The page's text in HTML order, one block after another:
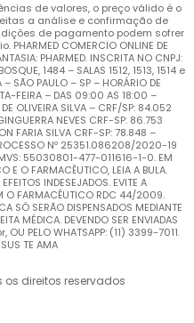
de valores, o preço válido é o
a análise e confirmação de
de pagamento podem sofrer
COMERCIO ONLINE DE
PHARMED. INSCRITA NO CNPJ:
1484 – SALAS 1512, 1513, 1514 e
SÃO PAULO – SP – HORÁRIO DE
FEIRA – DAS 09:00 AS 18:00 –
OLIVEIRA SILVA – CRF/SP: 84.052
NEVES CRF-SP: 86.753
FARIA SILVA CRF-SP: 78.848 –
Nº 25351.086208/2020-19
55030801-477-011616-1-0. EM
E O FARMACÊUTICO, LEIA A BULA.
INDESEJADOS. EVITE A
O FARMACÊUTICO RDC 44/2009.
SÓ SERÃO DISPENSADOS MEDIANTE
MÉDICA. DEVENDO SER ENVIADAS
PELO WHATSAPP: (11) 3399-7011.
TE AMA
os direitos reservados